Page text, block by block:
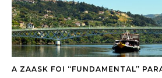
A ZAASK FOI “FUNDAMENTAL”